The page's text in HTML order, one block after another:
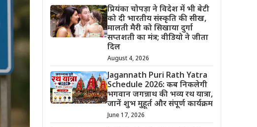
प्रियंका चोपड़ा ने विदेश में भी बेटी
को दी भारतीय संस्कृति की सीख,
मालती मैरी को सिखाया दुर्गा
सप्तशती का मंत्र; वीडियो ने जीता
दिल
August 4, 2026
Jagannath Puri Rath Yatra
Schedule 2026: कब निकलेगी
भगवान जगन्नाथ की भव्य रथ यात्रा,
जानें शुभ मुहूर्त और संपूर्ण कार्यक्रम
June 17, 2026